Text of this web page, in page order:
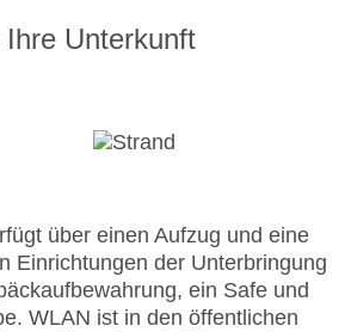
Ihre Unterkunft
über einen Aufzug und eine
Einrichtungen der Unterbringung
ein Safe und
WLAN ist in den öffentlichen